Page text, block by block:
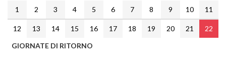
1
2 3 4 5 6 7 8 9 10 11
12 13 14 15 16 17 18 19 20 21
22
GIORNATE DI RITORNO